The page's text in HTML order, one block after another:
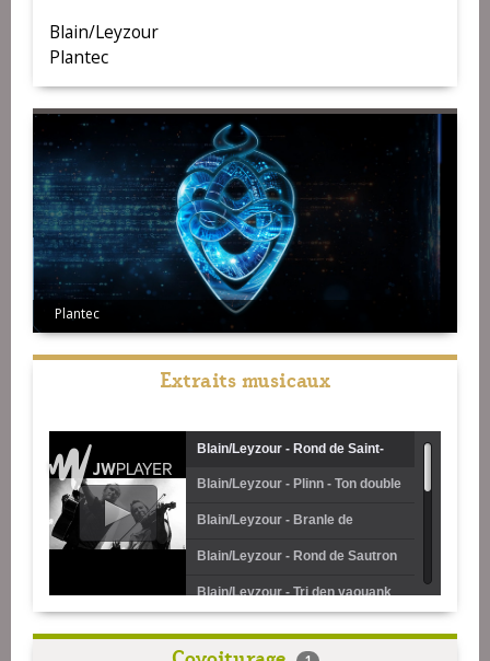
Blain/Leyzour
Plantec
Plantec
Extraits musicaux
Blain/Leyzour - Rond de Saint-
Vincent
Blain/Leyzour - Plinn - Ton double
Blain/Leyzour - Branle de
Noirmoutier
Blain/Leyzour - Rond de Sautron
Blain/Leyzour - Tri den yaouank